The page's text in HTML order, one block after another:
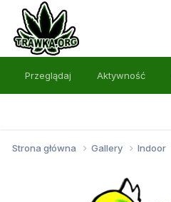
Przeglądaj Aktywność
Strona główna Gallery Indoor